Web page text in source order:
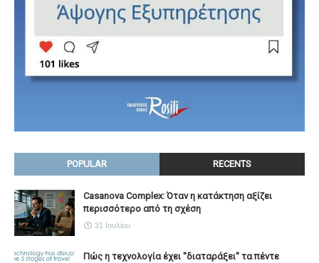
POPULAR RECENTS
Casanova Complex: Όταν η κατάκτηση αξίζει
περισσότερο από τη σχέση
31 Ιουλίου
Πώς η τεχνολογία έχει ''διαταράξει'' τα πέντε